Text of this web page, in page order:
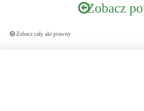
Zobacz
Zobacz cały akt prawny